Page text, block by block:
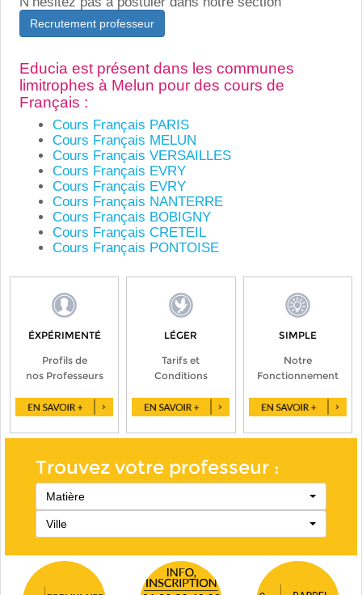
Recrutement professeur
Educia est présent dans les communes
limitrophes à Melun pour des cours de
Français :
Cours Français PARIS
Cours Français MELUN
Cours Français VERSAILLES
Cours Français EVRY
Cours Français EVRY
Cours Français NANTERRE
Cours Français BOBIGNY
Cours Français CRETEIL
Cours Français PONTOISE
ÉXPÉRIMENTÉ
Profils de
nos Professeurs
LÉGER
Tarifs et
Conditions
SIMPLE
Notre
Fonctionnement
Trouvez votre professeur :
Matière
Ville